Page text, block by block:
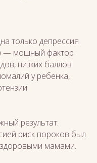
только депрессия
— мощный фактор
низких баллов
у ребенка,
результат:
риск пороков был
мамами.